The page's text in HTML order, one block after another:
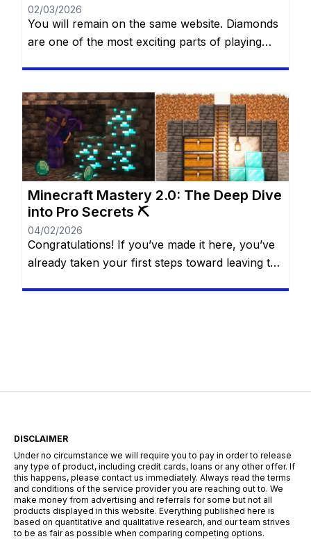
02/03/2026
You will remain on the same website. Diamonds
are one of the most exciting parts of playing
the game more fun and personal. Many players
dream of having more diamonds, but not
everyone wants—or can—spend real money.
The good […]
Minecraft Mastery 2.0: The Deep Dive
into Pro Secrets ⛏️
04/02/2026
Congratulations! If you’ve made it here, you’ve
already taken your first steps toward leaving the
DISCLAIMER
Under no circumstance we will require you to pay in order to release
any type of product, including credit cards, loans or any other offer. If
this happens, please contact us immediately. Always read the terms
and conditions of the service provider you are reaching out to. We
make money from advertising and referrals for some but not all
products displayed in this website. Everything published here is
based on quantitative and qualitative research, and our team strives
to be as fair as possible when comparing competing options.